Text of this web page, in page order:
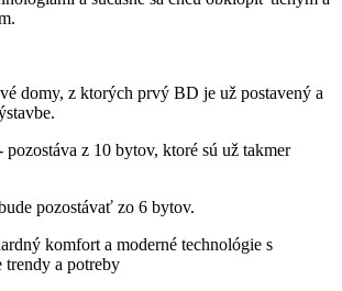
domy, z ktorých prvý BD je už postavený a
z 10 bytov, ktoré sú už takmer
pozostávať zo 6 bytov.
komfort a moderné technológie s
trendy a potreby